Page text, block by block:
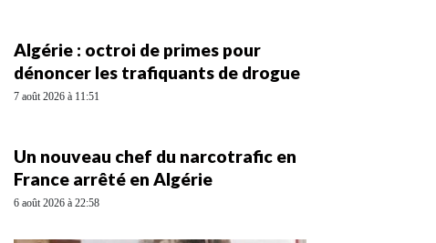
Algérie : octroi de primes pour
dénoncer les trafiquants de drogue
7 août 2026 à 11:51
Un nouveau chef du narcotrafic en
France arrêté en Algérie
6 août 2026 à 22:58